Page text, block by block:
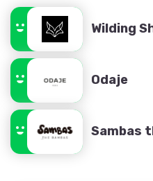
Wilding
Odaje
Sambas